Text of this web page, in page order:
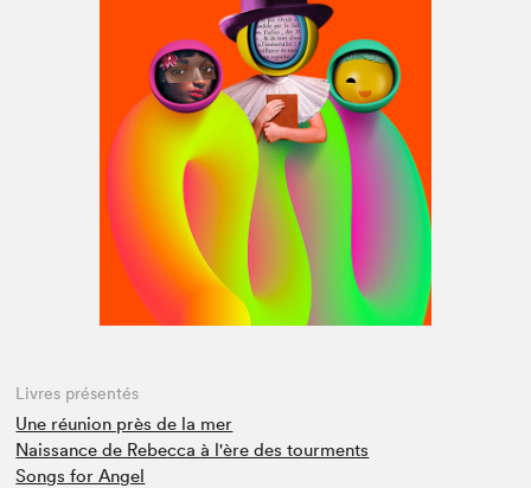
Livres présentés
Une réunion près de la mer
Naissance de Rebecca à l'ère des tourments
Songs for Angel